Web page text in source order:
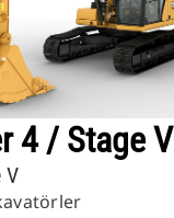
4 / Stage V
V